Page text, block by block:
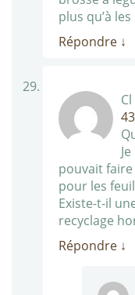
plus qu’à
Répondre ↓
Cl
pouvait
pour les
Existe-t-il
recyclage
Répondre ↓